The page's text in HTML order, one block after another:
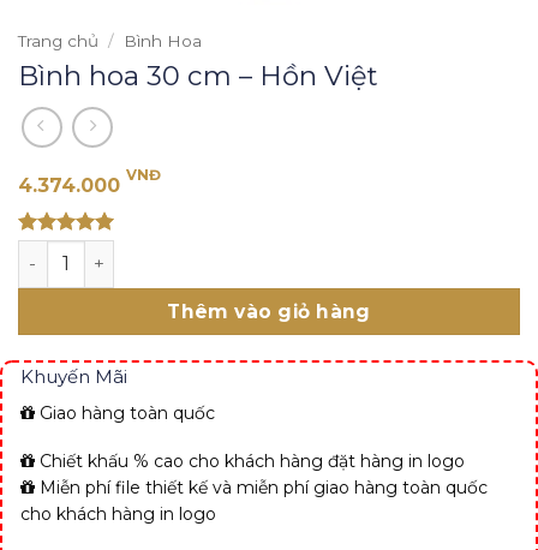
Trang chủ / Bình Hoa
Bình hoa 30 cm – Hồn Việt
4.374.000 VNĐ
out of 5
Bình hoa 30 cm - Hồn Việt số lượng
Thêm vào giỏ hàng
Khuyến Mãi
Giao hàng toàn quốc
Chiết khấu % cao cho khách hàng đặt hàng in logo
Miễn phí file thiết kế và miễn phí giao hàng toàn quốc
cho khách hàng in logo